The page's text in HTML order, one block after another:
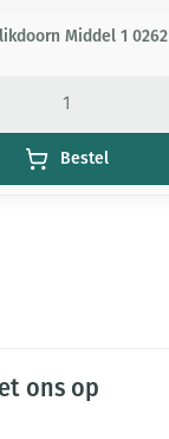
Middel 1 0262
Bestel
ons op